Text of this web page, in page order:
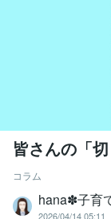
皆さんの「
コラム
hana✽子育
2026/04/14 05:11